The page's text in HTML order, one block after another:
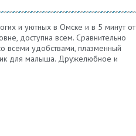
и уютных в Омске и в 5 минут от
доступна всем. Сравнительно
всеми удобствами, плазменный
для малыша. Дружелюбное и